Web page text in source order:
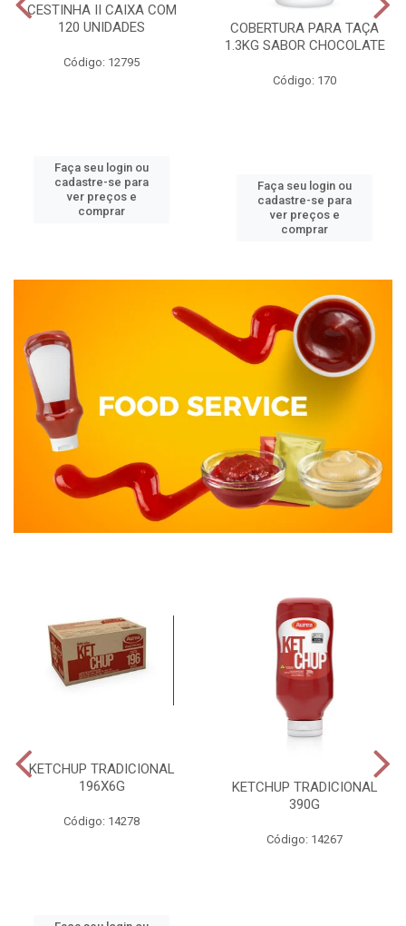
CESTINHA II CAIXA COM
120 UNIDADES
Código: 12795
Faça seu login ou
cadastre-se para
ver preços e
comprar
COBERTURA PARA TAÇA
1.3KG SABOR CHOCOLATE
Código: 170
Faça seu login ou
cadastre-se para
ver preços e
comprar
KETCHUP TRADICIONAL
196X6G
Código: 14278
KETCHUP TRADICIONAL
390G
Código: 14267